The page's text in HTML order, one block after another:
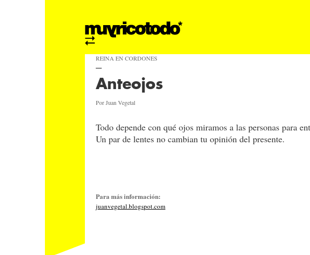
REINA EN CORDONES
Anteojos
Por Juan Vegetal
Todo depende con qué ojos miramos a las personas para
Un par de lentes no cambian tu opinión del presente.
Para más información:
juanvegetal.blogspot.com